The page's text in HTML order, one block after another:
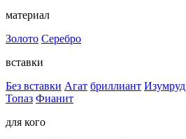
материал
Золото Серебро
вставки
Без вставки Агат бриллиант Изумруд
Топаз Фианит
для кого